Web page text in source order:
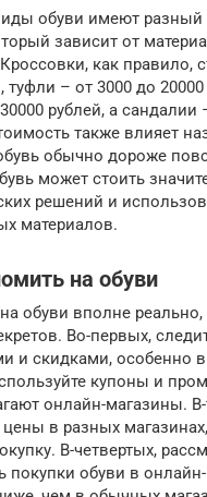
обуви имеют разный
зависит от
как правило,
туфли – от 3000 до
рублей, а сандалии
также влияет
обычно дороже
может стоить
решений и
материалов.
на обуви
обуви вполне реально,
Во-первых,
и скидками, особенно
купоны и
онлайн-магазины. В-
цены в разных
В-четвертых,
покупки обуви в онлайн-